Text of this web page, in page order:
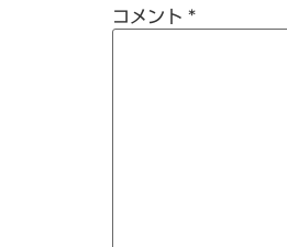
コメント *